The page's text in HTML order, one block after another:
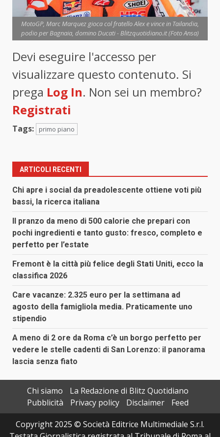
MotoGP, Marc Marquez gioca col fratello Alex e vince in Tailandia,
podio per Bagnaia, domino Ducati - Blitzquotidiano.it (Foto Ansa)
Devi eseguire l'accesso per
visualizzare questo contenuto. Si
prega Log In. Non sei un membro?
Registrati
Tags: primo piano
ARTICOLI RECENTI
Chi apre i social da preadolescente ottiene voti più
bassi, la ricerca italiana
Il pranzo da meno di 500 calorie che prepari con
pochi ingredienti e tanto gusto: fresco, completo e
perfetto per l’estate
Fremont è la città più felice degli Stati Uniti, ecco la
classifica 2026
Care vacanze: 2.325 euro per la settimana ad
agosto della famigliola media. Praticamente uno
stipendio
A meno di 2 ore da Roma c’è un borgo perfetto per
vedere le stelle cadenti di San Lorenzo: il panorama
lascia senza fiato
Chi siamo
La Redazione di Blitz Quotidiano
Pubblicità
Privacy policy Disclaimer
Feed
Copyright 2025 © Società Editrice Multimediale S.r.l.